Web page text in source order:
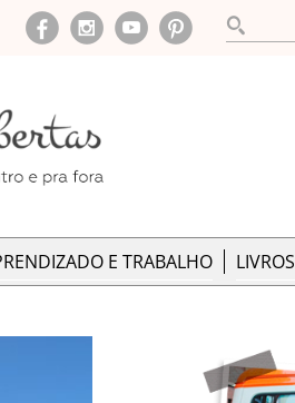
E TRABALHO LIVROS